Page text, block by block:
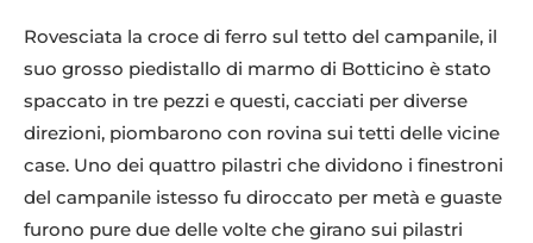
Rovesciata la croce di ferro sul tetto del campanile, il
suo grosso piedistallo di marmo di Botticino è stato
spaccato in tre pezzi e questi, cacciati per diverse
direzioni, piombarono con rovina sui tetti delle vicine
case. Uno dei quattro pilastri che dividono i finestroni
del campanile istesso fu diroccato per metà e guaste
furono pure due delle volte che girano sui pilastri